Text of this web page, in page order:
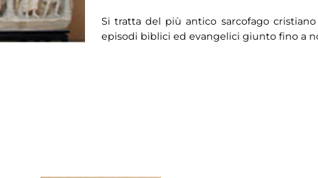
Si tratta del più antico sarcofago
episodi biblici ed evangelici giunto fino a